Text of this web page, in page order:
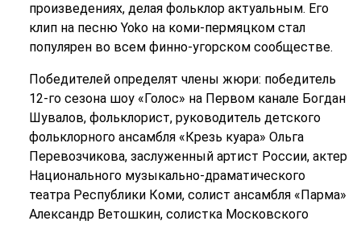
произведениях, делая фольклор актуальным. Его
клип на песню Yoko на коми-пермяцком стал
популярен во всем финно-угорском сообществе.
Победителей определят члены жюри: победитель
12-го сезона шоу «Голос» на Первом канале Богдан
Шувалов, фольклорист, руководитель детского
фольклорного ансамбля «Крезь куара» Ольга
Перевозчикова, заслуженный артист России, актер
Национального музыкально-драматического
театра Республики Коми, солист ансамбля «Парма»
Александр Ветошкин, солистка Московского